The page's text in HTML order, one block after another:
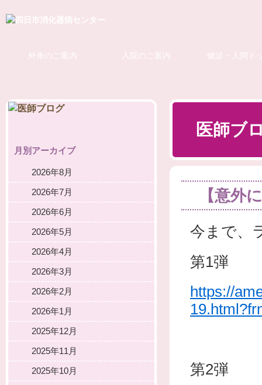
外来のご案内 入院のご案内 健診・人間ド
医師ブ
【意外
今まで、
第1弾
https://
第2弾
月別アーカイブ
2026年8月
2026年7月
2026年6月
2026年5月
2026年4月
2026年3月
2026年2月
2026年1月
2025年12月
2025年11月
2025年10月